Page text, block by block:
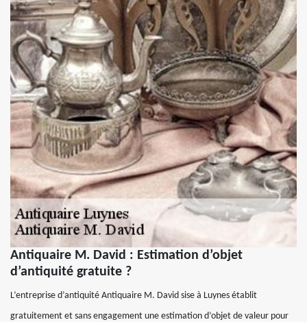
Antiquaire M. David : Estimation d’objet
d’antiquité gratuite ?
L’entreprise d’antiquité Antiquaire M. David sise à Luynes établit
gratuitement et sans engagement une estimation d’objet de valeur pour